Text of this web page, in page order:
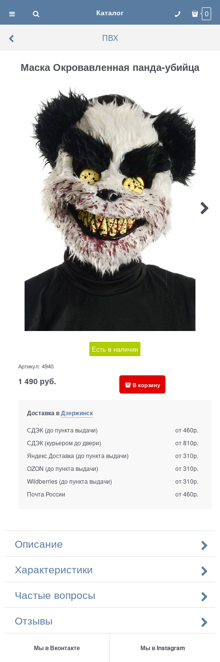
Каталог 0
ПВХ
Маска Окровавленная панда-убийца
Есть в наличии
Артикул: 4940
1 490 руб. В корзину
Доставка вДзержинск
СДЭК (до пункта выдачи)
от 460р.
СДЭК (курьером до двери)
от 810р.
Яндекс Доставка (до пункта выдачи)
от 310р.
OZON (до пункта выдачи)
от 310р.
Wildberries (до пункта выдачи)
от 310р.
Почта России
от 460р.
Описание
Характеристики
Частые вопросы
Отзывы
Мы в Вконтакте Мы в Instagram